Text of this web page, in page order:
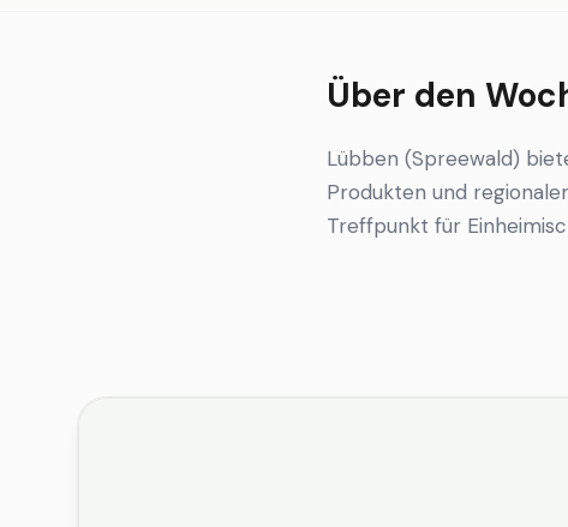
Über den
Lübben (Spreewald)
Produkten und
Treffpunkt für